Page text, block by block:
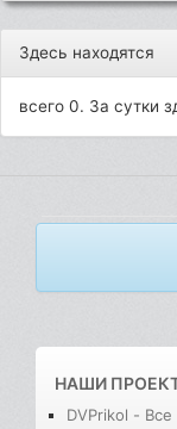
Здесь находятся
всего 0. За сутки
НАШИ
DVPrikol -